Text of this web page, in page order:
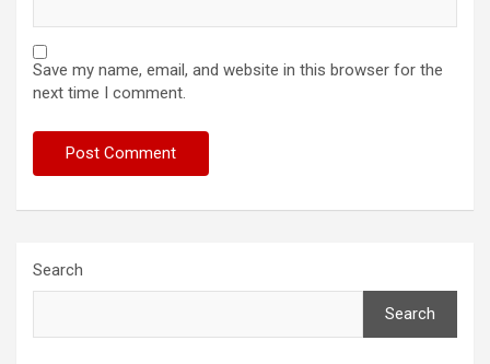
Save my name, email, and website in this browser for the
next time I comment.
Search
Search